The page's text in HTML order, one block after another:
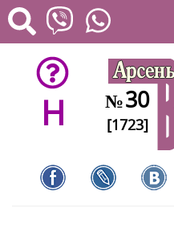
H №30
[1723]